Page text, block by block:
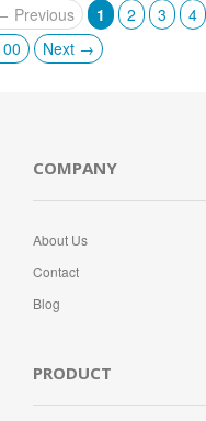
Previous 1 2 3 4
Next →
COMPANY
About Us
Contact
Blog
PRODUCT